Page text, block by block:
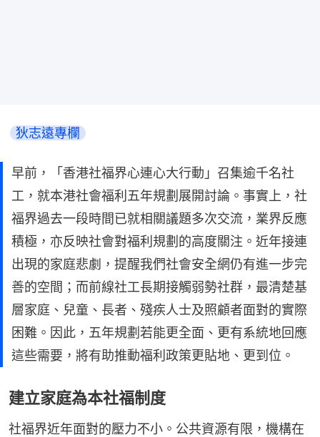
狄志遠專欄
早前，「香港社福界心連心大行動」召集逾千名社
工，就本港社會福利五年規劃展開討論。事實上，社
福界過去一段時間已就相關議題多次交流，業界反應
積極，亦反映社會對福利規劃的高度關注。近年接連
出現的家庭悲劇，提醒我們社會安全網仍有進一步完
善的空間；而前線社工長期接觸弱勢社群，最清楚基
層家庭、兒童、長者、殘疾人士及照顧者面對的實際
困難。因此，五年規劃若能更全面、更有系統地回應
這些需要，將有助推動福利政策更貼地、更到位。
建立家庭為本社福制度
社福界近年面對的壓力不小。公共資源有限，機構在